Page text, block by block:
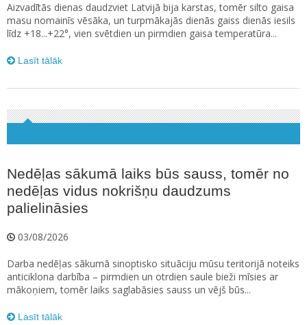
Aizvadītās dienas daudzviet Latvijā bija karstas, tomēr silto gaisa
masu nomainīs vēsāka, un turpmākajās dienās gaiss dienās iesils
līdz +18...+22°, vien svētdien un pirmdien gaisa temperatūra...
Lasīt tālāk
Nedēļas sākumā laiks būs sauss, tomēr no
nedēļas vidus nokrišņu daudzums
palielināsies
03/08/2026
Darba nedēļas sākumā sinoptisko situāciju mūsu teritorijā noteiks
anticiklona darbība – pirmdien un otrdien saule bieži mīsies ar
mākoņiem, tomēr laiks saglabāsies sauss un vējš būs...
Lasīt tālāk